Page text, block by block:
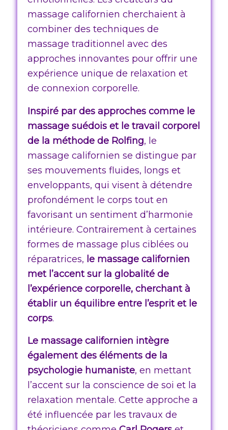
massage californien cherchaient à
combiner des techniques de
massage traditionnel avec des
approches innovantes pour offrir une
expérience unique de relaxation et
de connexion corporelle.
Inspiré par des approches comme le
massage suédois et le travail corporel
de la méthode de Rolfing, le
massage californien se distingue par
ses mouvements fluides, longs et
enveloppants, qui visent à détendre
profondément le corps tout en
favorisant un sentiment d’harmonie
intérieure. Contrairement à certaines
formes de massage plus ciblées ou
réparatrices, le massage californien
met l’accent sur la globalité de
l’expérience corporelle, cherchant à
établir un équilibre entre l’esprit et le
corps.
Le massage californien intègre
également des éléments de la
psychologie humaniste, en mettant
l’accent sur la conscience de soi et la
relaxation mentale. Cette approche a
été influencée par les travaux de